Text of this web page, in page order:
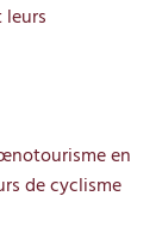
leurs
en
de cyclisme